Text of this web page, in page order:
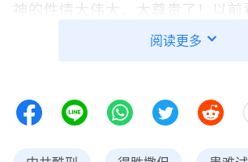
神的性情太伟大、太尊贵了！以前
因为人子在他降临的日子，好像闪
想到这里，我心里很难受，为自己以
阅读更多